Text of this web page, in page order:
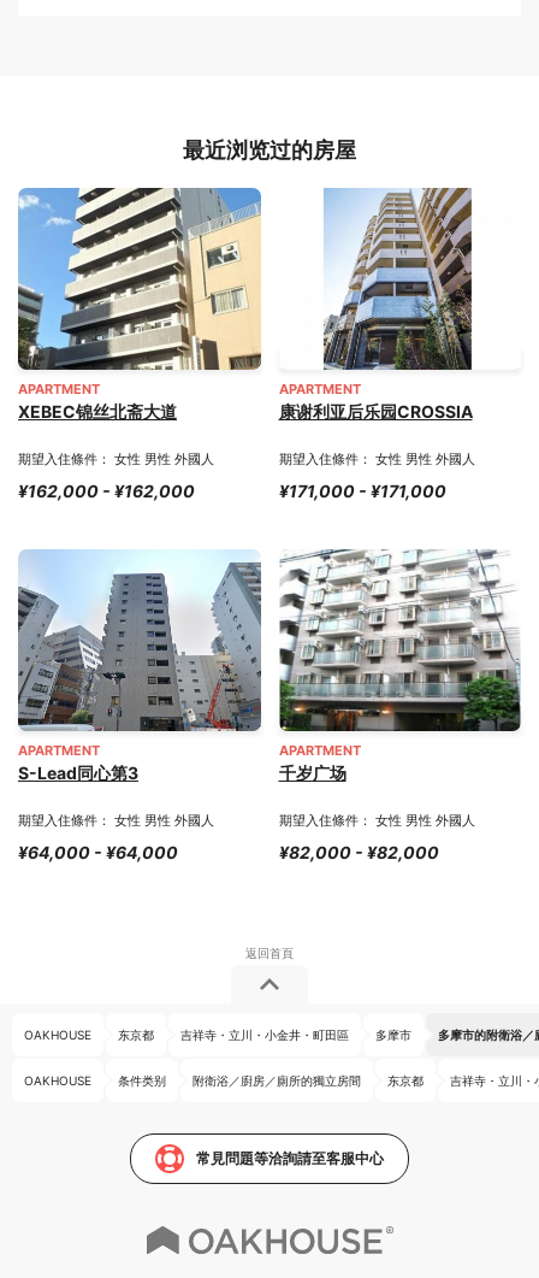
最近浏览过的房屋
APARTMENT
XEBEC锦丝北斋大道
期望入住條件： 女性 男性 外國人
¥162,000 - ¥162,000
APARTMENT
康谢利亚后乐园CROSSIA
期望入住條件： 女性 男性 外國人
¥171,000 - ¥171,000
APARTMENT
S-Lead同心第3
期望入住條件： 女性 男性 外國人
¥64,000 - ¥64,000
APARTMENT
千岁广场
期望入住條件： 女性 男性 外國人
¥82,000 - ¥82,000
OAKHOUSE 东京都 吉祥寺・立川・小金井・町田區 多摩市 多摩市的附衛浴／
OAKHOUSE 条件类别 附衛浴／廚房／廁所的獨立房間 东京都 吉祥寺・立川・
常見問題等洽詢請至客服中心